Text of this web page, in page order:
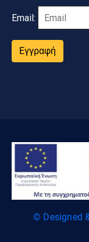
Email:
Εγγραφή
© Designed